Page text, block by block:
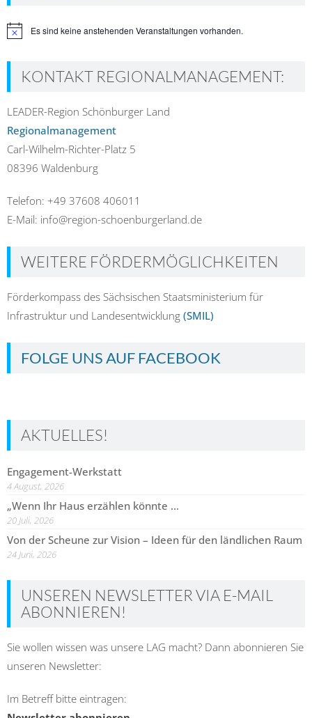
HinweisEs sind keine anstehenden Veranstaltungen vorhanden.
KONTAKT REGIONALMANAGEMENT:
LEADER-Region Schönburger Land
Regionalmanagement
Carl-Wilhelm-Richter-Platz 5
08396 Waldenburg
Telefon: +49 37608 406011
E-Mail: info@region-schoenburgerland.de
WEITERE FÖRDERMÖGLICHKEITEN
Förderkompass des Sächsischen Staatsministerium für
Infrastruktur und Landesentwicklung (SMIL)
FOLGE UNS AUF FACEBOOK
AKTUELLES!
Engagement-Werkstatt
4 August, 2026
„Wenn Ihr Haus erzählen könnte …
20 Juli, 2026
Von der Scheune zur Vision – Ideen für den ländlichen Raum
24 Juni, 2026
UNSEREN NEWSLETTER VIA E-MAIL
ABONNIEREN!
Sie wollen wissen was unsere LAG macht? Dann abonnieren Sie
unseren Newsletter:
Im Betreff bitte eintragen: